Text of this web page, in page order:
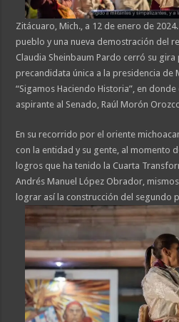
Zitácuaro, Mich., a 12 de enero de
pueblo y una nueva demostración del
Claudia Sheinbaum Pardo cerró su
precandidata única a la presidencia de
“Sigamos Haciendo Historia”, en
aspirante al Senado, Raúl Morón
En su recorrido por el oriente
con la entidad y su gente, al momento
logros que ha tenido la Cuarta
Andrés Manuel López Obrador,
lograr así la construcción del segundo